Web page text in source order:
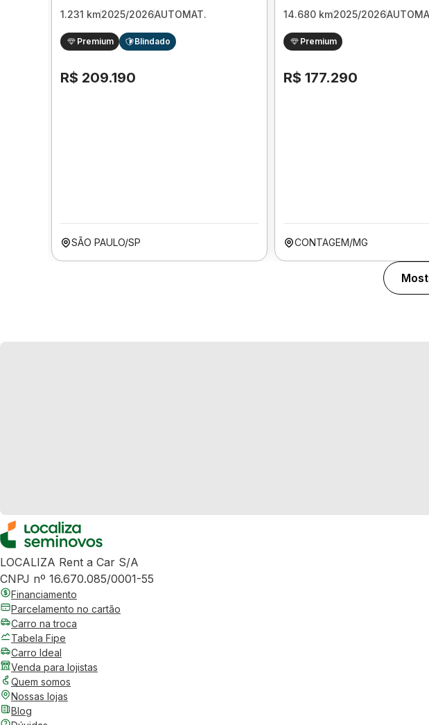
1.231 km2025/2026AUTOMAT.
Premium Blindado
R$ 209.190
SÃO PAULO/SP
14.680 km2025/2026
Premium
R$ 177.290
CONTAGEM/MG
LOCALIZA Rent a Car S/A
CNPJ nº 16.670.085/0001-55
Financiamento
Parcelamento no cartão
Carro na troca
Tabela Fipe
Carro Ideal
Venda para lojistas
Quem somos
Nossas lojas
Blog